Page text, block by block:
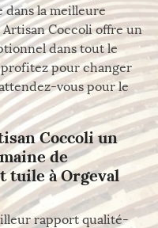
dans la meilleure
Coccoli offre un
dans tout le
profitez pour changer
vous pour le
Coccoli un
de
tuile à Orgeval
rapport qualité-